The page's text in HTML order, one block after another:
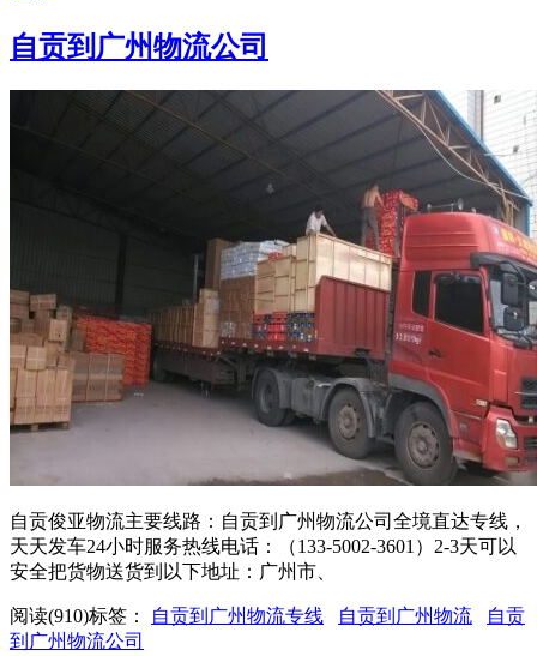
自贡到广州物流公司
自贡俊亚物流主要线路：自贡到广州物流公司全境直达专线，
天天发车24小时服务热线电话：（133-5002-3601）2-3天可以
安全把货物送货到以下地址：广州市、
阅读(910)标签： 自贡到广州物流专线 自贡到广州物流
自贡
到广州物流公司